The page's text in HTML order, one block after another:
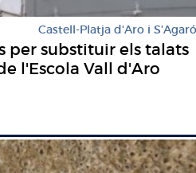
Castell-Platja d'Aro i S'Agaró
per substituir els talats
l'Escola Vall d'Aro